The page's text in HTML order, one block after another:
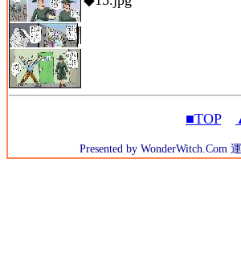
■TOP
Presented by WonderWitch.Com